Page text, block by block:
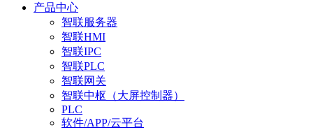
产品中心
智联服务器
智联HMI
智联IPC
智联PLC
智联网关
智联中枢（大屏控制器）
PLC
软件/APP/云平台